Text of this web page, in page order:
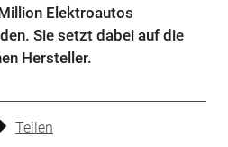
Elektroautos
Sie setzt dabei auf die
Hersteller.
Teilen